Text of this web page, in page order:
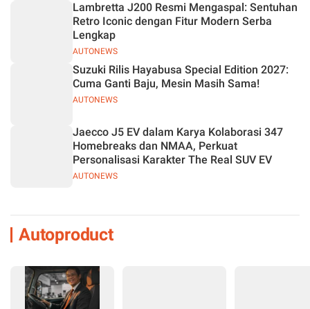
AUTONEWS
Lambretta J200 Resmi Mengaspal: Sentuhan
Retro Iconic dengan Fitur Modern Serba
Lengkap
AUTONEWS
Suzuki Rilis Hayabusa Special Edition 2027:
Cuma Ganti Baju, Mesin Masih Sama!
AUTONEWS
Jaecco J5 EV dalam Karya Kolaborasi 347
Homebreaks dan NMAA, Perkuat
Personalisasi Karakter The Real SUV EV
Autoproduct